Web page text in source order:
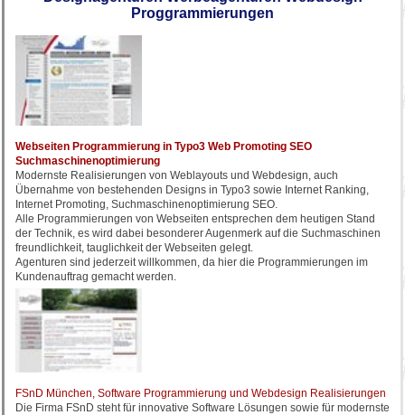
Proggrammierungen
Webseiten Programmierung in Typo3 Web Promoting SEO
Suchmaschinenoptimierung
Modernste Realisierungen von Weblayouts und Webdesign, auch
Übernahme von bestehenden Designs in Typo3 sowie Internet Ranking,
Internet Promoting, Suchmaschinenoptimierung SEO.
Alle Programmierungen von Webseiten entsprechen dem heutigen Stand
der Technik, es wird dabei besonderer Augenmerk auf die Suchmaschinen
freundlichkeit, tauglichkeit der Webseiten gelegt.
Agenturen sind jederzeit willkommen, da hier die Programmierungen im
Kundenauftrag gemacht werden.
FSnD München, Software Programmierung und Webdesign Realisierungen
Die Firma FSnD steht für innovative Software Lösungen sowie für modernste